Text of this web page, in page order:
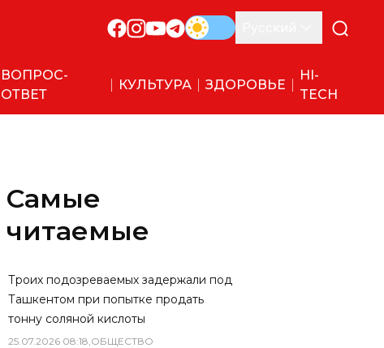
ВОПРОС-
ОТВЕТ
КУЛЬТУРА ЗДОРОВЬЕ
HI-
TECH
Самые
читаемые
Троих подозреваемых задержали под
Ташкентом при попытке продать
тонну соляной кислоты
25.07.2026 08:18,ОБЩЕСТВО